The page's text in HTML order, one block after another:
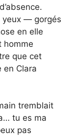
yeux — gorgés
en elle
homme
que cet
en Clara
tremblait
tu es ma
pas